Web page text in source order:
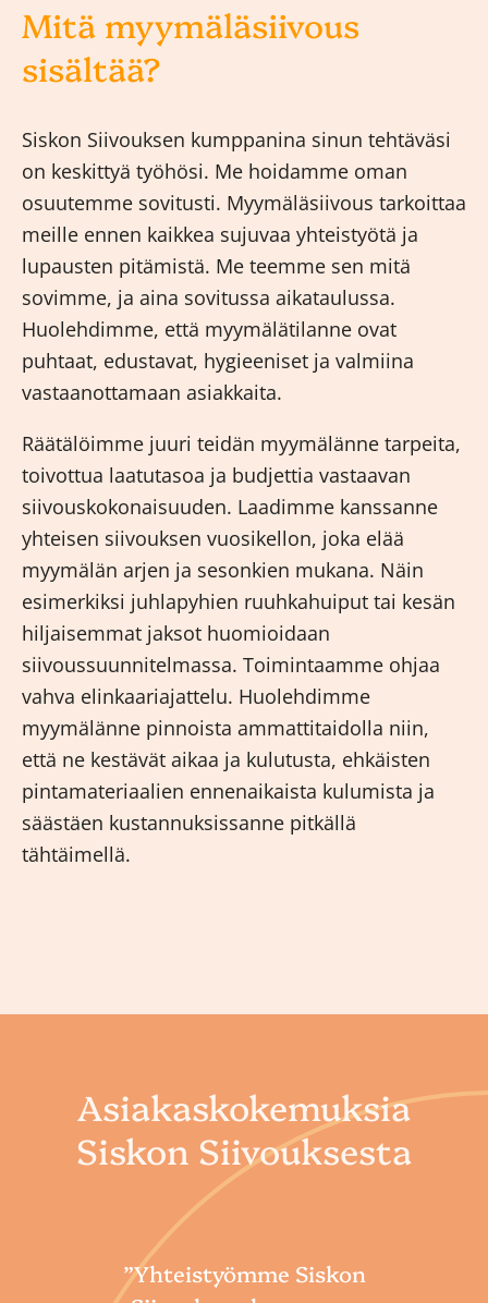
Mitä myymäläsiivous
sisältää?
Siskon Siivouksen kumppanina sinun tehtäväsi
on keskittyä työhösi. Me hoidamme oman
osuutemme sovitusti. Myymäläsiivous tarkoittaa
meille ennen kaikkea sujuvaa yhteistyötä ja
lupausten pitämistä. Me teemme sen mitä
sovimme, ja aina sovitussa aikataulussa.
Huolehdimme, että myymälätilanne ovat
puhtaat, edustavat, hygieeniset ja valmiina
vastaanottamaan asiakkaita.
Räätälöimme juuri teidän myymälänne tarpeita,
toivottua laatutasoa ja budjettia vastaavan
siivouskokonaisuuden. Laadimme kanssanne
yhteisen siivouksen vuosikellon, joka elää
myymälän arjen ja sesonkien mukana. Näin
esimerkiksi juhlapyhien ruuhkahuiput tai kesän
hiljaisemmat jaksot huomioidaan
siivoussuunnitelmassa. Toimintaamme ohjaa
vahva elinkaariajattelu. Huolehdimme
myymälänne pinnoista ammattitaidolla niin,
että ne kestävät aikaa ja kulutusta, ehkäisten
pintamateriaalien ennenaikaista kulumista ja
säästäen kustannuksissanne pitkällä
tähtäimellä.
Asiakaskokemuksia
Siskon Siivouksesta
”Yhteistyömme Siskon